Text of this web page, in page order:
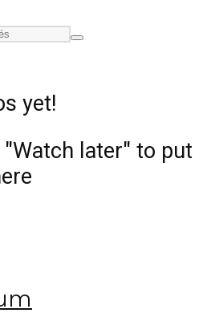
yet!
"Watch later" to put